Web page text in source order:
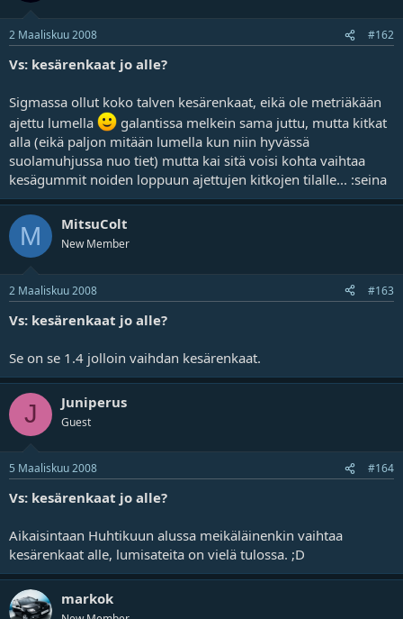
2 Maaliskuu 2008 #162
Vs: kesärenkaat jo alle?
Sigmassa ollut koko talven kesärenkaat, eikä ole metriäkään
ajettu lumella
galantissa melkein sama juttu, mutta kitkat
alla (eikä paljon mitään lumella kun niin hyvässä
suolamuhjussa nuo tiet) mutta kai sitä voisi kohta vaihtaa
kesägummit noiden loppuun ajettujen kitkojen tilalle... :seina
M MitsuColt
New Member
2 Maaliskuu 2008 #163
Vs: kesärenkaat jo alle?
Se on se 1.4 jolloin vaihdan kesärenkaat.
J Juniperus
Guest
5 Maaliskuu 2008 #164
Vs: kesärenkaat jo alle?
Aikaisintaan Huhtikuun alussa meikäläinenkin vaihtaa
kesärenkaat alle, lumisateita on vielä tulossa. ;D
markok